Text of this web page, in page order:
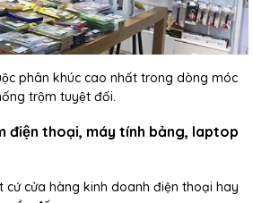
phân khúc cao nhất trong dòng móc
trộm tuyệt đối.
điện thoại, máy tính bảng, laptop
cửa hàng kinh doanh điện thoại hay